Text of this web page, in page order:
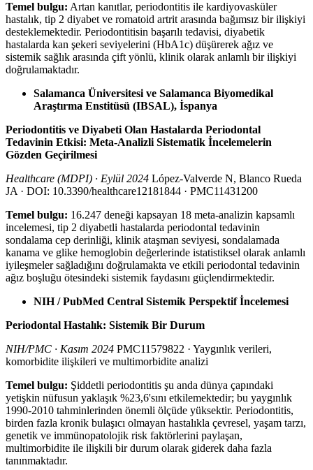
Temel bulgu: Artan kanıtlar, periodontitis ile kardiyovasküler
hastalık, tip 2 diyabet ve romatoid artrit arasında bağımsız bir ilişkiyi
desteklemektedir. Periodontitisin başarılı tedavisi, diyabetik
hastalarda kan şekeri seviyelerini (HbA1c) düşürerek ağız ve
sistemik sağlık arasında çift yönlü, klinik olarak anlamlı bir ilişkiyi
doğrulamaktadır.
Salamanca Üniversitesi ve Salamanca Biyomedikal
Araştırma Enstitüsü (IBSAL), İspanya
Periodontitis ve Diyabeti Olan Hastalarda Periodontal
Tedavinin Etkisi: Meta-Analizli Sistematik İncelemelerin
Gözden Geçirilmesi
Healthcare (MDPI) · Eylül 2024 López-Valverde N, Blanco Rueda
JA · DOI: 10.3390/healthcare12181844 · PMC11431200
Temel bulgu: 16.247 deneği kapsayan 18 meta-analizin kapsamlı
incelemesi, tip 2 diyabetli hastalarda periodontal tedavinin
sondalama cep derinliği, klinik ataşman seviyesi, sondalamada
kanama ve glike hemoglobin değerlerinde istatistiksel olarak anlamlı
iyileşmeler sağladığını doğrulamakta ve etkili periodontal tedavinin
ağız boşluğu ötesindeki sistemik faydasını güçlendirmektedir.
NIH / PubMed Central Sistemik Perspektif İncelemesi
Periodontal Hastalık: Sistemik Bir Durum
NIH/PMC · Kasım 2024 PMC11579822 · Yaygınlık verileri,
komorbidite ilişkileri ve multimorbidite analizi
Temel bulgu: Şiddetli periodontitis şu anda dünya çapındaki
yetişkin nüfusun yaklaşık %23,6'sını etkilemektedir; bu yaygınlık
1990-2010 tahminlerinden önemli ölçüde yüksektir. Periodontitis,
birden fazla kronik bulaşıcı olmayan hastalıkla çevresel, yaşam tarzı,
genetik ve immünopatolojik risk faktörlerini paylaşan,
multimorbidite ile ilişkili bir durum olarak giderek daha fazla
tanınmaktadır.